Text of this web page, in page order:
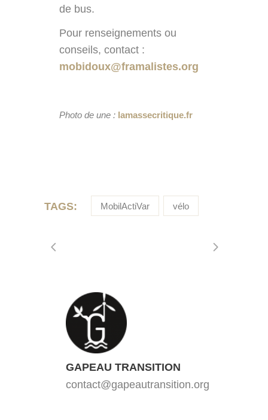
de bus.
Pour renseignements ou
conseils, contact :
mobidoux@framalistes.org
Photo de une : lamassecritique.fr
TAGS: MobilActiVar vélo
GAPEAU TRANSITION
contact@gapeautransition.org